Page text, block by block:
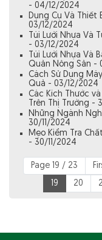
- 04/12/2024
Dụng Cụ Và Thiết
03/12/2024
Túi Lưới Nhựa Và
- 03/12/2024
Túi Lưới Nhựa Và
Quản Nông Sản -
Cách Sử Dụng
Quả - 03/12/2024
Các Kích Thước và
Trên Thị Trường -
Những Ngành
30/11/2024
Mẹo Kiểm Tra
- 30/11/2024
Page 19 / 23
19
20